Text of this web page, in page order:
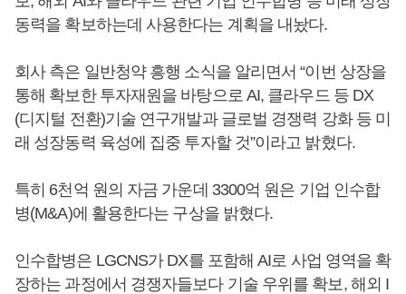
동력을 확보하는데 사용한다는 계획을 내놨다.
회사 측은 일반청약 흥행 소식을 알리면서 “이번 상장을
통해 확보한 투자재원을 바탕으로 AI, 클라우드 등 DX
(디지털 전환)기술 연구개발과 글로벌 경쟁력 강화 등 미
래 성장동력 육성에 집중 투자할 것”이라고 밝혔다.
특히 6천억 원의 자금 가운데 3300억 원은 기업 인수합
병(M&A)에 활용한다는 구상을 밝혔다.
인수합병은 LGCNS가 DX를 포함해 AI로 사업 영역을 확
장하는 과정에서 경쟁자들보다 기술 우위를 확보, 해외 I